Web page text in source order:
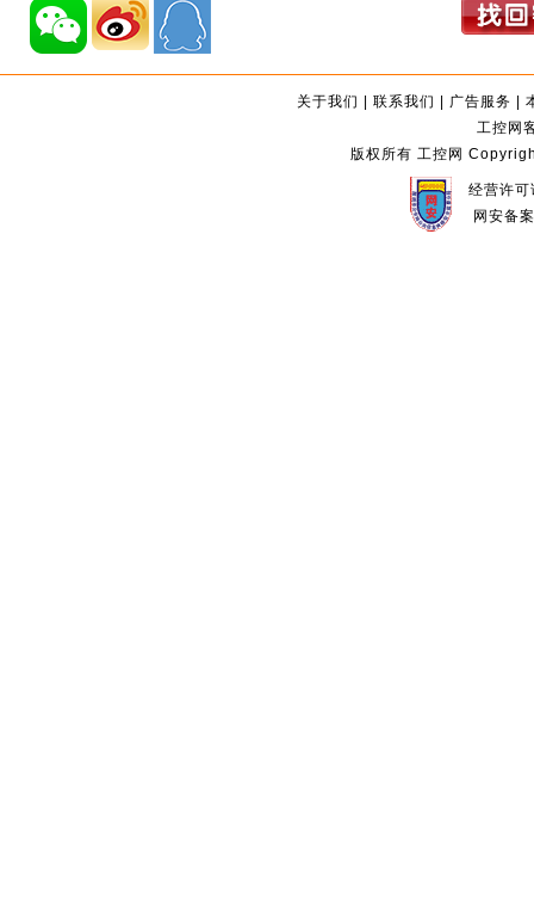
关于我们 |联系我们 | 广告服务 |
工控网
版权所有 工控网
经营许
网安备